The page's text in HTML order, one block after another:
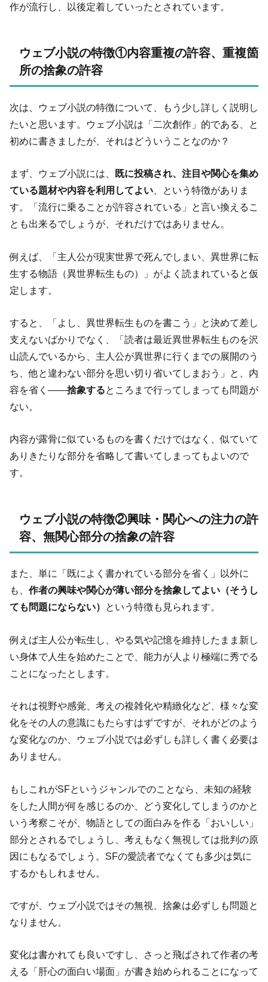
作が流行し、以後定着していったとされています。
ウェブ小説の特徴①内容重複の許容、重複箇
所の捨象の許容
次は、ウェブ小説の特徴について、もう少し詳しく説明し
たいと思います。ウェブ小説は「二次創作」的である、と
初めに書きましたが、それはどういうことなのか？
まず、ウェブ小説には、
既に投稿され、注目や関心を集め
ている題材や内容を利用してよい 、という特徴がありま
す。「流行に乗ることが許容されている」と言い換えるこ
とも出来るでしょうが、それだけではありません。
例えば、「主人公が現実世界で死んでしまい、異世界に転
生する物語（異世界転生もの）」がよく読まれていると仮
定します。
すると、「よし、異世界転生ものを書こう」と決めて差し
支えないばかりでなく、「読者は最近異世界転生ものを沢
山読んでいるから、主人公が異世界に行くまでの展開のう
ち、他と違わない部分を思い切り省いてしまおう」と、内
容を省く――捨象するところまで行ってしまっても問題が
ない。
内容が露骨に似ているものを書くだけではなく、似ていて
ありきたりな部分を省略して書いてしまってもよいので
す。
ウェブ小説の特徴②興味・関心への注力の許
容、無関心部分の捨象の許容
また、単に「既によく書かれている部分を省く」以外に
も、 作者の興味や関心が薄い部分を捨象してよい（そうし
ても問題にならない）
という特徴も見られます。
例えば主人公が転生し、やる気や記憶を維持したまま新し
い身体で人生を始めたことで、能力が人より極端に秀でる
ことになったとします。
それは視野や感覚、考えの複雑化や精緻化など、様々な変
化をその人の意識にもたらすはずですが、それがどのよう
な変化なのか、ウェブ小説では必ずしも詳しく書く必要は
ありません。
もしこれがSFというジャンルでのことなら、未知の経験
をした人間が何を感じるのか、どう変化してしまうのかと
いう考察こそが、物語としての面白みを作る「おいしい」
部分とされるでしょうし、考えもなく無視しては批判の原
因にもなるでしょう。SFの愛読者でなくても多少は気に
するかもしれません。
ですが、ウェブ小説ではその無視、捨象は必ずしも問題と
なりません。
変化は書かれても良いですし、さっと飛ばされて作者の考
える「肝心の面白い場面」が書き始められることになって